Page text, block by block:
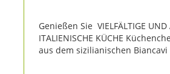
Genießen Sie VIELFÄLTIGE UND
ITALIENISCHE KÜCHE
aus dem sizilianischen Biancavi